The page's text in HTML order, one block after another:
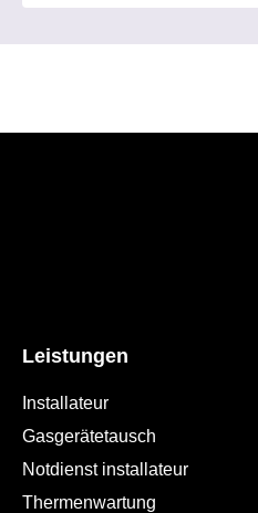
Leistungen
Installateur
Gasgerätetausch
Notdienst installateur
Thermenwartung